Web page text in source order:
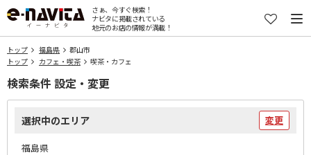
さぁ、今すぐ検索！
ナビタに掲載されている
地元のお店の情報が満載！
トップ 福島県
郡山市
トップ
カフェ・喫茶 喫茶・カフェ
検索条件 設定・変更
選択中のエリア 変更
福島県